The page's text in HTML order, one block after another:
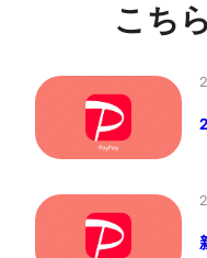
こち